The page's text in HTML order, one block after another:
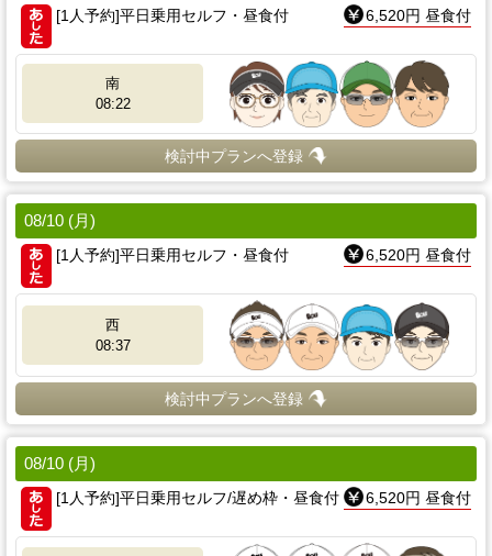
[1人予約]平日乗用セルフ・昼食付
6,520円 昼食付
南
08:22
検討中プランへ登録
08/10 (月)
[1人予約]平日乗用セルフ・昼食付
6,520円 昼食付
西
08:37
検討中プランへ登録
08/10 (月)
[1人予約]平日乗用セルフ/遅め枠・昼食付
6,520円 昼食付